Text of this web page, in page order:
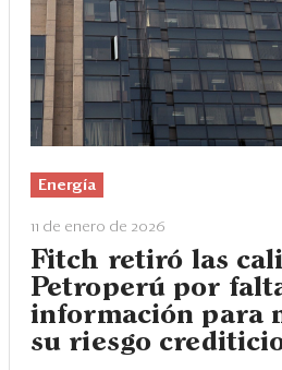
Energía
11 de enero de 2026
Fitch retiró las
Petroperú por
información para
su riesgo